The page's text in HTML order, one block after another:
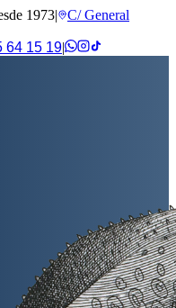
1973|
C/ General
64 15 19|